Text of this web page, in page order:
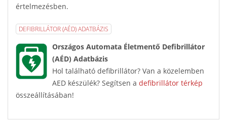
értelmezésben.
DEFIBRILLÁTOR (AÉD) ADATBÁZIS
Országos Automata Életmentő Defibrillátor
(AÉD) Adatbázis
Hol található defibrillátor? Van a közelemben
AED készülék? Segítsen a defibrillátor térkép
összeállításában!